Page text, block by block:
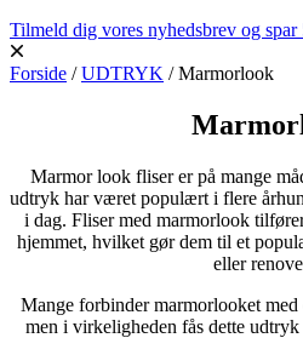
Tilmeld dig vores nyhedsbrev og
Forside /UDTRYK /Marmorlook
Marmor look fliser er på mange
udtryk har været populært i flere
i dag. Fliser med marmorlook
hjemmet, hvilket gør dem til et
eller
Mange forbinder marmorlooket
men i virkeligheden fås dette